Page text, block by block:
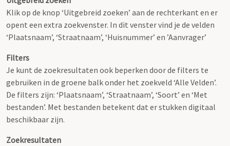
Klik op de knop ‘Uitgebreid zoeken’ aan de rechterkant en er
opent een extra zoekvenster. In dit venster vind je de velden
‘Plaatsnaam’, ‘Straatnaam’, ‘Huisnummer’ en ’Aanvrager’
Filters
Je kunt de zoekresultaten ook beperken door de filters te
gebruiken in de groene balk onder het zoekveld ‘Alle Velden’.
De filters zijn: ‘Plaatsnaam’, ‘Straatnaam’, ‘Soort’ en ‘Met
bestanden’. Met bestanden betekent dat er stukken digitaal
beschikbaar zijn.
Zoekresultaten